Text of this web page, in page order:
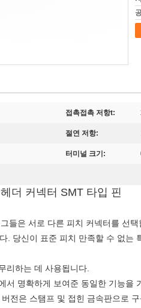
접촉접촉 저항t:
절연 저항:
터미널 크기:
더 커넥터 SMT 타입 핀
들은 서로 다른 피치 커넥터를 선택
당신이 표준 피치 만족할 수 없는
리하는 데 사용됩니다.
명확하게 보여준 동일한 기능을
전은 스탬프 및 접힌 금속판으로